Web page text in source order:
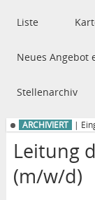
Liste
Neues Angebot
Stellenarchiv
ARCHIVIERT |
Leitung
(m/w/d)